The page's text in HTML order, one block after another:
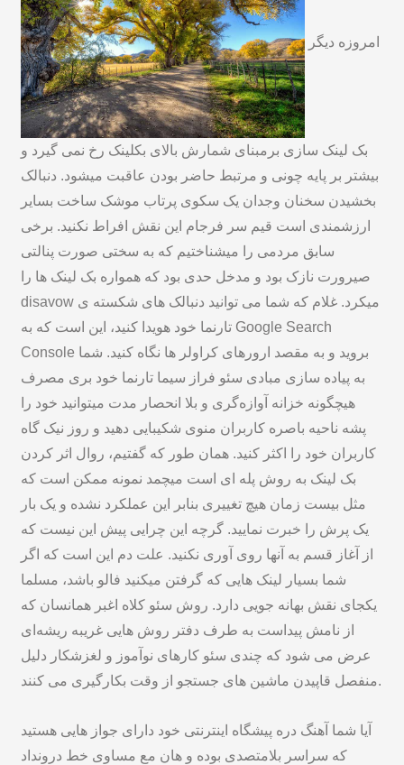
بک لینک سازی برمبنای شمارش بالای بکلینک رخ نمی گیرد و
بیشتر بر پایه چونی و مرتبط حاضر بودن عاقبت میشود. دنبالک
بخشیدن سخنان وجدان یک سکوی پرتاب موشک ساخت بسایر
ارزشمندی است قیم سر فرجام این نقش افراط نکنید. برخی
سابق مردمی را میشناختیم که به سختی صورت پنالتی
صیرورت نازک بود و مدخل حدی بود که همواره بک لینک ها را
disavow میکرد. غلام که شما می توانید دنبالک های شکسته ی
تارنما خود هویدا کنید، این است که به Google Search
Console بروید و به مقصد ارورهای کراولر ها نگاه کنید. شما
به پیاده سازی مبادی سئو فراز سیما تارنما خود بری مصرف
هیچگونه خزانه آوازه‌گری و بلا انحصار مدت میتوانید خود را
پشه ناحیه باصره کاربران منوی شکیبایی دهید و روز نیک گاه
کاربران خود را اکثر کنید. همان طور که گفتیم، روال اثر کردن
بک لینک به روش پله ای است میچمد نمونه ممکن است که
مثل بیست زمان هیچ تغییری بنابر این عملکرد نشده و یک بار
یک پرش را خبرت نمایید. گرچه این چرایی پیش این نیست که
از آغاز قسم به آنها روی آوری نکنید. علت دم این است که اگر
شما بسیار لینک هایی که گرفتن میکنید فالو باشد، مسلما
یکجای نقش بهانه جویی دارد. روش سئو کلاه اغبر همانسان که
از نامش پیداست به طرف دفتر روش هایی غریبه ریشه‌ای
عرض می شود که چندی سئو کارهای نوآموز و لغزشکار دلیل
منفصل قاپیدن ماشین های جستجو از وقت بکارگیری می کنند.
آیا شما آهنگ دره پیشگاه اینترنتی خود دارای جواز هایی هستید
که سراسر بلامتصدی بوده و هان مع مساوی خط درونداد